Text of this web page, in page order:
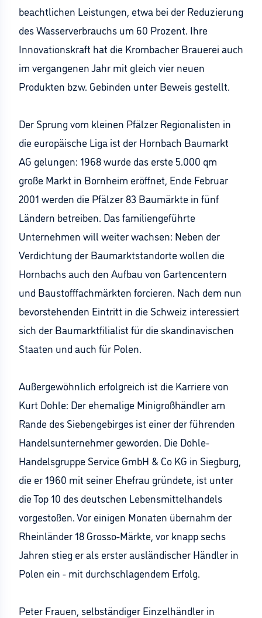
beachtlichen Leistungen, etwa bei der Reduzierung
des Wasserverbrauchs um 60 Prozent. Ihre
Innovationskraft hat die Krombacher Brauerei auch
im vergangenen Jahr mit gleich vier neuen
Produkten bzw. Gebinden unter Beweis gestellt.
Der Sprung vom kleinen Pfälzer Regionalisten in
die europäische Liga ist der Hornbach Baumarkt
AG gelungen: 1968 wurde das erste 5.000 qm
große Markt in Bornheim eröffnet, Ende Februar
2001 werden die Pfälzer 83 Baumärkte in fünf
Ländern betreiben. Das familiengeführte
Unternehmen will weiter wachsen: Neben der
Verdichtung der Baumarktstandorte wollen die
Hornbachs auch den Aufbau von Gartencentern
und Baustofffachmärkten forcieren. Nach dem nun
bevorstehenden Eintritt in die Schweiz interessiert
sich der Baumarktfilialist für die skandinavischen
Staaten und auch für Polen.
Außergewöhnlich erfolgreich ist die Karriere von
Kurt Dohle: Der ehemalige Minigroßhändler am
Rande des Siebengebirges ist einer der führenden
Handelsunternehmer geworden. Die Dohle-
Handelsgruppe Service GmbH & Co KG in Siegburg,
die er 1960 mit seiner Ehefrau gründete, ist unter
die Top 10 des deutschen Lebensmittelhandels
vorgestoßen. Vor einigen Monaten übernahm der
Rheinländer 18 Grosso-Märkte, vor knapp sechs
Jahren stieg er als erster ausländischer Händler in
Polen ein - mit durchschlagendem Erfolg.
Peter Frauen, selbständiger Einzelhändler in